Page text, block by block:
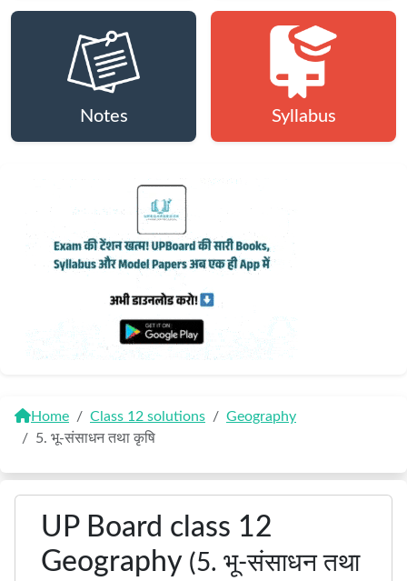
Notes Syllabus
Home Class 12 solutions
Geography
5. भू-संसाधन तथा कृषि
UP Board class 12
Geography (5. भू-संसाधन तथा